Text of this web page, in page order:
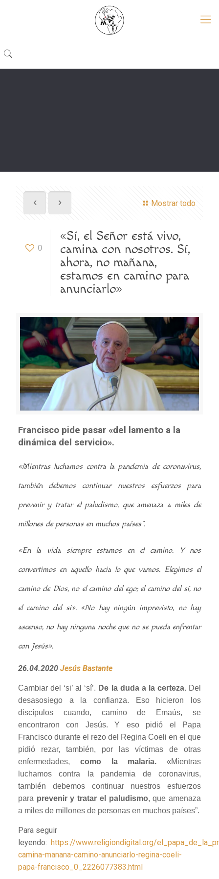
Mostrar todo
0
«Sí, el Señor está vivo,
camina con nosotros. Sí,
ahora, no mañana,
estamos en camino para
anunciarlo»
Francisco pide pasar «del lamento a la
dinámica del servicio».
«Mientras luchamos contra la pandemia de coronavirus,
también debemos continuar nuestros esfuerzos para
prevenir y tratar el paludismo, que amenaza a miles de
millones de personas en muchos países”.
«En la vida siempre estamos en el camino. Y nos
convertimos en aquello hacia lo que vamos. Elegimos el
camino de Dios, no el camino del ego; el camino del sí, no
el camino del si». «No hay ningún imprevisto, no hay
ascenso, no hay ninguna noche que no se pueda enfrentar
con Jesús».
26.04.2020 Jesús Bastante
Cambiar del ‘si’ al ‘sí’. De la duda a la certeza. Del
desasosiego a la confianza. Eso hicieron los
discípulos cuando, camino de Emaús, se
encontraron con Jesús. Y eso pidió el Papa
Francisco durante el rezo del Regina Coeli en el que
pidió rezar, también, por las víctimas de otras
enfermedades, como la malaria. «Mientras
luchamos contra la pandemia de coronavirus,
también debemos continuar nuestros esfuerzos
para prevenir y tratar el paludismo, que amenaza
a miles de millones de personas en muchos países”.
Para seguir
leyendo: https://www.religiondigital.org/
camina-manana-camino-anunciarlo-regina-coeli-
papa-francisco_0_2226077383.html